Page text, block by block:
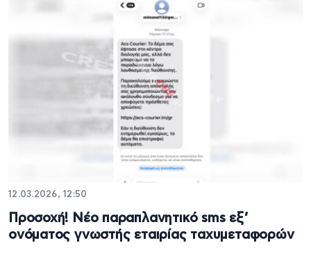
12.03.2026, 12:50
Προσοχή! Νέο παραπλανητικό sms εξ’
ονόματος γνωστής εταιρίας ταχυμεταφορών